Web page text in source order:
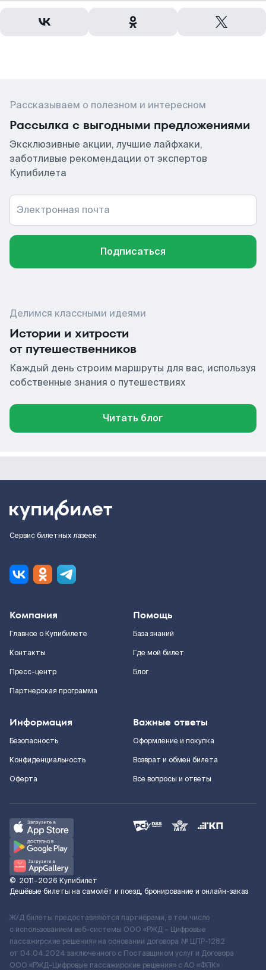
Рассказываем о полезном и интересном
Рассылка с выгодными предложениями
Эксклюзивные акции, лучшие лайфхаки,
заботливые рекомендации от экспертов
Купибилета
Электронная почта
Подписаться
Делимся классными идеями
Истории и хитрости
от путешественников
Каждый день строим маршруты для вас, используя
собственные знания о путешествиях
Читать блог
Сервис билетных лазеек
Компания
Главное о Купибилете
Контакты
Пресс-центр
Партнерская программа
Помощь
База знаний
Где мой билет
Блог
Информация
Безопасность
Конфиденциальность
Оферта
Важные ответы
Оформление и покупка
Возврат и обмен билета
Все вопросы и ответы
© 2011–2026 Купибилет
Дешёвые билеты на самолёт и поезд, бронирование и онлайн-заказ
Ж/Д билеты предоставляются партнёрами, в том числе
с использованием веб-системы ООО «РЖД – Цифровые
пассажирские решения» на основании договора № ЦПР-1282
от 04.04.2024 заключенного с Поставщиком услуг и Договора
ООО «РЖД-Цифровые пассажирские решения» c АО «ФПК»